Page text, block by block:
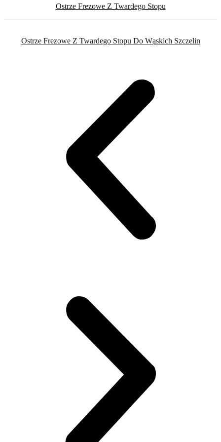
Ostrze Frezowe Z Twardego Stopu
Ostrze Frezowe Z Twardego Stopu Do Wąskich Szczelin